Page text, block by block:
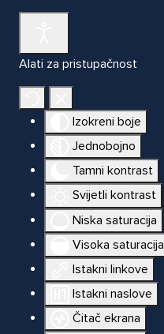
Alati za pristupačnost
Izokreni boje
Jednobojno
Tamni kontrast
Svijetli kontrast
Niska saturacija
Visoka saturacija
Istakni linkove
Istakni naslove
Čitač ekrana